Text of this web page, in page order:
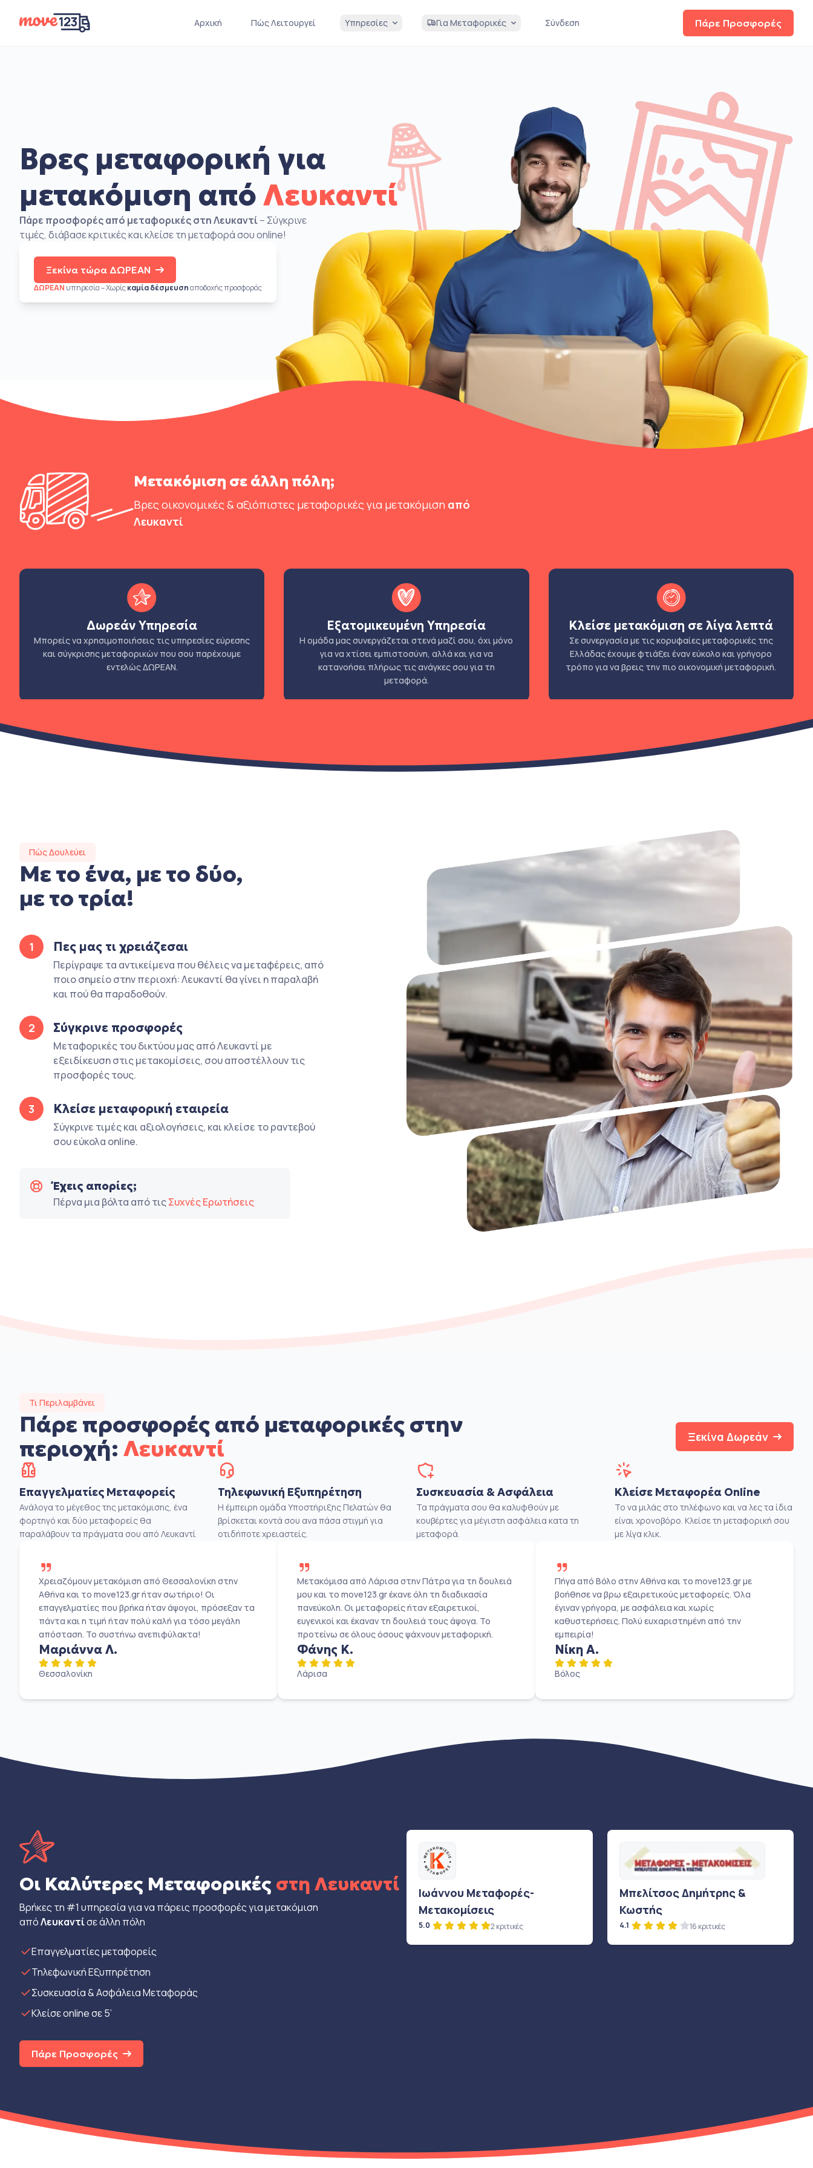
Πάρε Προσφορές
Αρχική Πώς Λειτουργεί Υπηρεσίες Για Μεταφορικές Σύνδεση
Βρες μεταφορική για
μετακόμιση από Λευκαντί
Πάρε προσφορές από μεταφορικές στη Λευκαντί– Σύγκρινε
τιμές, διάβασε κριτικές και κλείσε τη μεταφορά σου online!
Ξεκίνα τώρα ΔΩΡΕΑΝ
ΔΩΡΕΑΝ υπηρεσία – Χωρίςκαμία δέσμευσηαποδοχής προσφοράς
Μετακόμιση σε άλλη πόλη;
Βρες οικονομικές & αξιόπιστες μεταφορικές για μετακόμιση από
Λευκαντί
Δωρεάν Υπηρεσία
Μπορείς να χρησιμοποιήσεις τις υπηρεσίες εύρεσης
και σύγκρισης μεταφορικών που σου παρέχουμε
εντελώς ΔΩΡΕΑΝ.
Εξατομικευμένη Υπηρεσία
Η ομάδα μας συνεργάζεται στενά μαζί σου, όχι μόνο
για να χτίσει εμπιστοσύνη, αλλά και για να
κατανοήσει πλήρως τις ανάγκες σου για τη
μεταφορά.
Κλείσε μετακόμιση σε λίγα λεπτά
Σε συνεργασία με τις κορυφαίες μεταφορικές της
Ελλάδας έχουμε φτιάξει έναν εύκολο και γρήγορο
τρόπο για να βρεις την πιο οικονομική μεταφορική.
Πώς Δουλεύει
Με το ένα, με το δύο,
με το τρία!
1 Πες μας τι χρειάζεσαι
Περίγραψε τα αντικείμενα που θέλεις να μεταφέρεις, από
ποιο σημείο στην περιοχή: Λευκαντί θα γίνει η παραλαβή
και πού θα παραδοθούν.
2 Σύγκρινε προσφορές
Μεταφορικές του δικτύου μας από Λευκαντί με
εξειδίκευση στις μετακομίσεις, σου αποστέλλουν τις
προσφορές τους.
3 Κλείσε μεταφορική εταιρεία
Σύγκρινε τιμές και αξιολογήσεις, και κλείσε το ραντεβού
σου εύκολα online.
Έχεις απορίες;
Πέρνα μια βόλτα από τιςΣυχνές Ερωτήσεις
Τι Περιλαμβάνει
Πάρε προσφορές από μεταφορικές στην
περιοχή: Λευκαντί Ξεκίνα Δωρεάν
Επαγγελματίες Μεταφορείς
Ανάλογα το μέγεθος της μετακόμισης, ένα
φορτηγό και δύο μεταφορείς θα
παραλάβουν τα πράγματα σου από Λευκαντί
Τηλεφωνική Εξυπηρέτηση
Η έμπειρη ομάδα Υποστήριξης Πελατών θα
βρίσκεται κοντά σου ανα πάσα στιγμή για
οτιδήποτε χρειαστείς.
Συσκευασία & Ασφάλεια
Τα πράγματα σου θα καλυφθούν με
κουβέρτες για μέγιστη ασφάλεια κατα τη
μεταφορά.
Κλείσε Μεταφορέα Online
Το να μιλάς στο τηλέφωνο και να λες τα ίδια
είναι χρονοβόρο. Κλείσε τη μεταφορική σου
με λίγα κλικ.
Χρειαζόμουν μετακόμιση από Θεσσαλονίκη στην
Αθήνα και το move123.gr ήταν σωτήριο! Οι
επαγγελματίες που βρήκα ήταν άψογοι, πρόσεξαν τα
πάντα και η τιμή ήταν πολύ καλή για τόσο μεγάλη
απόσταση. Το συστήνω ανεπιφύλακτα!
Μαριάννα Λ.
Θεσσαλονίκη
Μετακόμισα από Λάρισα στην Πάτρα για τη δουλειά
μου και το move123.gr έκανε όλη τη διαδικασία
πανεύκολη. Οι μεταφορείς ήταν εξαιρετικοί,
ευγενικοί και έκαναν τη δουλειά τους άψογα. Το
προτείνω σε όλους όσους ψάχνουν μεταφορική.
Φάνης Κ.
Λάρισα
Πήγα από Βόλο στην Αθήνα και το move123.gr με
βοήθησε να βρω εξαιρετικούς μεταφορείς. Όλα
έγιναν γρήγορα, με ασφάλεια και χωρίς
καθυστερήσεις. Πολύ ευχαριστημένη από την
εμπειρία!
Νίκη Α.
Βόλος
Οι Καλύτερες Μεταφορικές στη Λευκαντί
Βρήκες τη #1 υπηρεσία για να πάρεις προσφορές για μετακόμιση
απόΛευκαντίσε άλλη πόλη
Eπαγγελματίες μεταφορείς
Τηλεφωνική Εξυπηρέτηση
Συσκευασία & Ασφάλεια Μεταφοράς
Κλείσε online σε 5’
Πάρε Προσφορές
Ιωάννου Μεταφορές-
Μετακομίσεις
5.0 2 κριτικές
Μπελίτσος Δημήτρης &
Κωστής
4.1 16 κριτικές